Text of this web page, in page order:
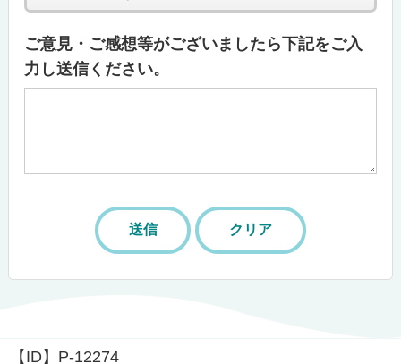
ご意見・ご感想等がございましたら下記をご入
力し送信ください。
【ID】 P-12274